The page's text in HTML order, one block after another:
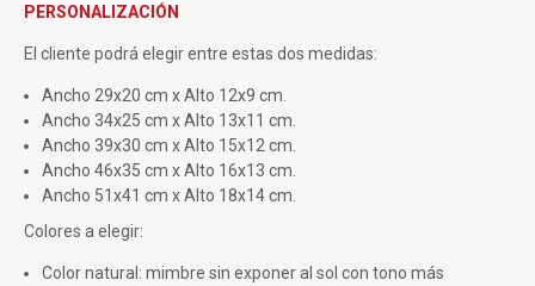
PERSONALIZACIÓN
El cliente podrá elegir entre estas dos medidas:
Ancho 29x20 cm x Alto 12x9 cm.
Ancho 34x25 cm x Alto 13x11 cm.
Ancho 39x30 cm x Alto 15x12 cm.
Ancho 46x35 cm x Alto 16x13 cm.
Ancho 51x41 cm x Alto 18x14 cm.
Colores a elegir:
Color natural: mimbre sin exponer al sol con tono más